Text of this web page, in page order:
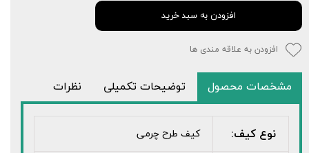
افزودن به سبد خرید
افزودن به علاقه مندی ها
مشخصات محصول توضیحات تکمیلی نظرات
نوع کیف: کیف طرح چرمی